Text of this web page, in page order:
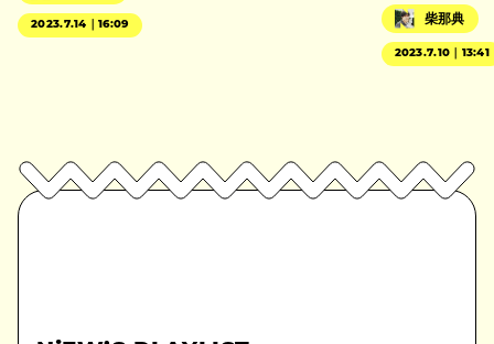
2023.7.14｜16:09 柴那典
2023.7.10｜13:41